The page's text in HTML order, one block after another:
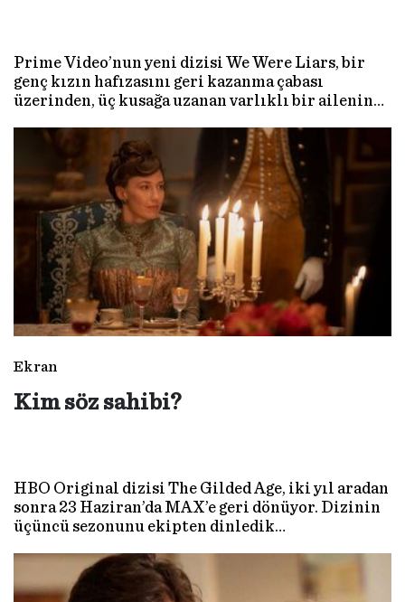
Prime Video’nun yeni dizisi We Were Liars, bir
genç kızın hafızasını geri kazanma çabası
üzerinden, üç kusağa uzanan varlıklı bir ailenin
dizi yayında…
Ekran
Kim söz sahibi?
HBO Original dizisi The Gilded Age, iki yıl aradan
sonra 23 Haziran’da MAX’e geri dönüyor. Dizinin
üçüncü sezonunu ekipten dinledik…